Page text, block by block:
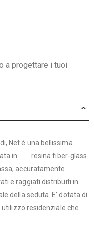
a progettare i tuoi
Net è una bellissima
in resina fiber-glass
accuratamente
e raggiati distribuiti in
della seduta. E’ dotata di
utilizzo residenziale che